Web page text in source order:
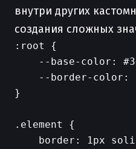
внутри других
создания сложных
:root {
--base-color:
--border-color:
}
.element {
border: 1px